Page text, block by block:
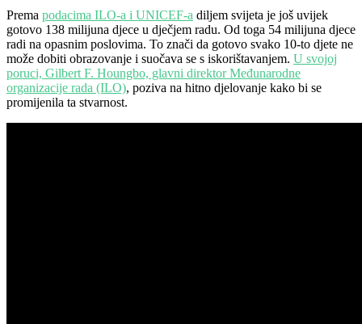
Prema podacima ILO-a i UNICEF-a diljem svijeta je još uvijek
gotovo 138 milijuna djece u dječjem radu. Od toga 54 milijuna djece
radi na opasnim poslovima. To znači da gotovo svako 10-to djete ne
može dobiti obrazovanje i suočava se s iskorištavanjem. U svojoj
poruci, Gilbert F. Houngbo, glavni direktor Međunarodne
organizacije rada (ILO), poziva na hitno djelovanje kako bi se
promijenila ta stvarnost.